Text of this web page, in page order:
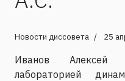
Новости диссовета 25
Иванов Алексей
лабораторией